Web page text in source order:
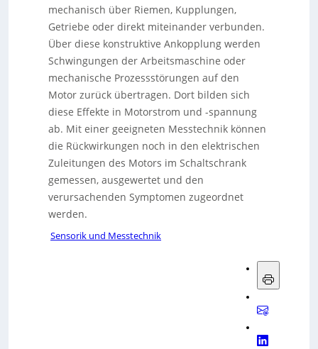
mechanisch über Riemen, Kupplungen,
Getriebe oder direkt miteinander verbunden.
Über diese konstruktive Ankopplung werden
Schwingungen der Arbeitsmaschine oder
mechanische Prozessstörungen auf den
Motor zurück übertragen. Dort bilden sich
diese Effekte in Motorstrom und -spannung
ab. Mit einer geeigneten Messtechnik können
die Rückwirkungen noch in den elektrischen
Zuleitungen des Motors im Schaltschrank
gemessen, ausgewertet und den
verursachenden Symptomen zugeordnet
werden.
Sensorik und Messtechnik